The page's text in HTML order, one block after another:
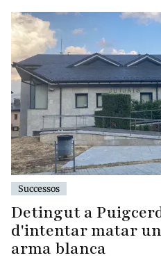
Successos
Detingut a
d'intentar matar
arma blanca